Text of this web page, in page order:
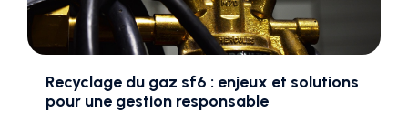
Recyclage du gaz sf6 : enjeux et solutions
pour une gestion responsable